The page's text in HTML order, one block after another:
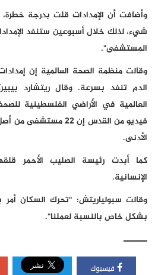
وأضافت أن الإمدادات قلت بدرجة
شيء، لذلك خلال أسبوعين ستنفد
المستشفى".
وقالت منظمة الصحة العالمية إن
الدم تنفد بسرعة. وقال ريتشارد
العالمية في الأراضي الفلسطينية
الأدنى.
كما أبدت رئيسة الصليب الأحمر
الإنسانية.
وقالت سبولياريتش: "تحرك السكان أمر
بشكل خاص بالنسبة لعملنا".
ــــــــ
فيسبوك